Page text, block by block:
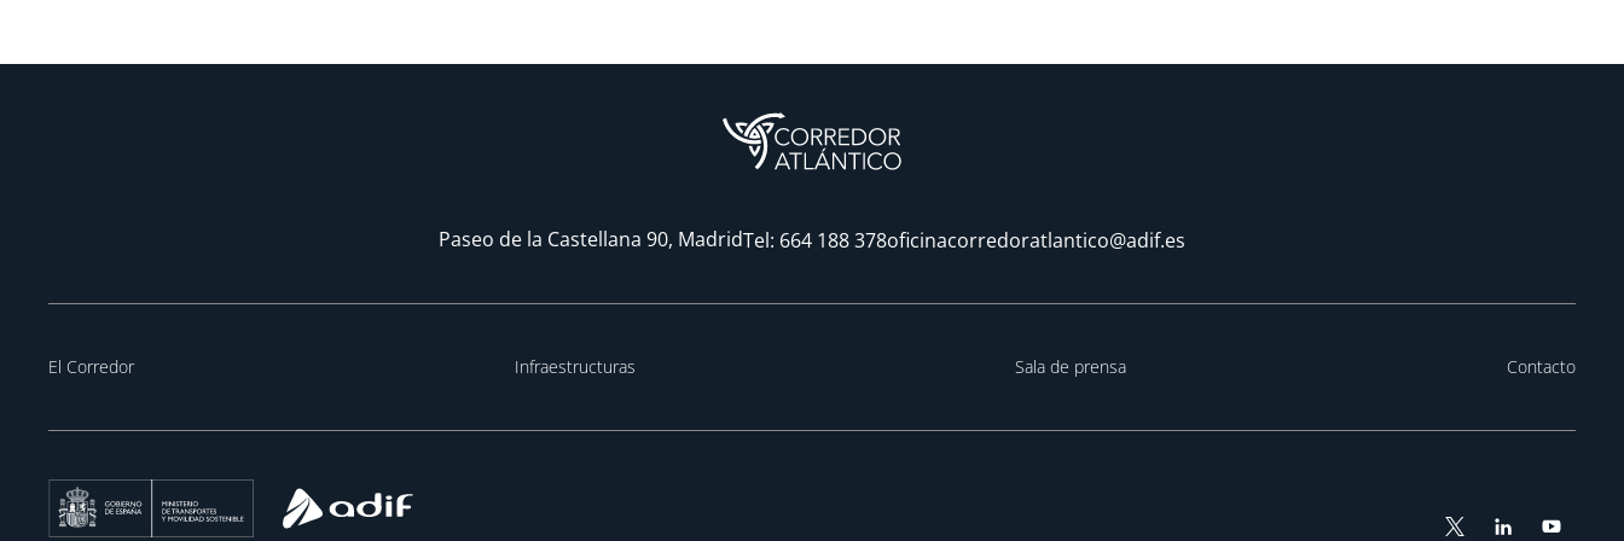
Paseo de la Castellana 90, MadridTel: 664 188 378oficinacorredoratlantico@adif.es
El Corredor Infraestructuras Sala de prensa Contacto